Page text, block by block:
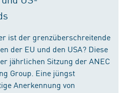
ist der grenzüberschreitende
der EU und den USA? Diese
jährlichen Sitzung der ANEC
Group. Eine jüngst
Anerkennung von